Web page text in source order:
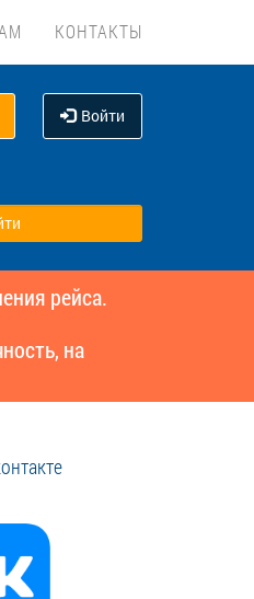
КОНТАКТЫ
Войти
рейса.
на